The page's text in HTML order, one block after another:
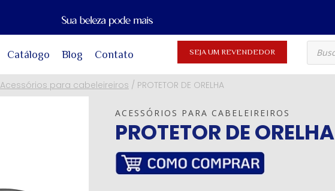
Catálogo Blog Contato SEJA UM REVENDEDOR
Acessórios para cabeleireiros / PROTETOR DE ORELHA
ACESSÓRIOS PARA CABELEIREIROS
PROTETOR DE ORELHA